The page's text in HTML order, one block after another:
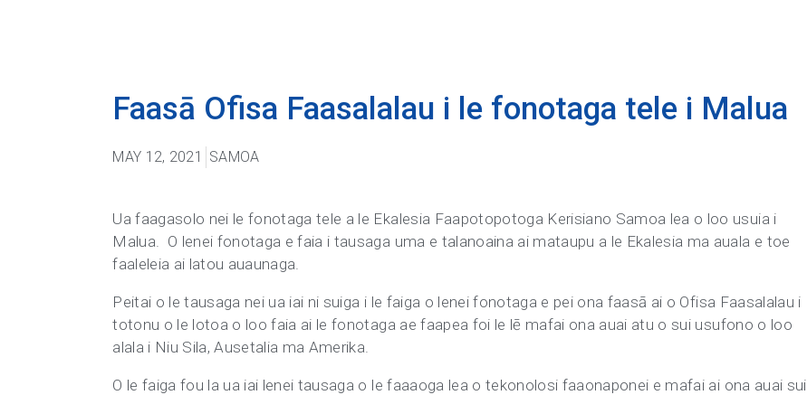
Faasā Ofisa Faasalalau i le fonotaga tele i Malua
MAY 12, 2021 SAMOA
Ua faagasolo nei le fonotaga tele a le Ekalesia Faapotopotoga Kerisiano Samoa lea o loo usuia i
Malua. O lenei fonotaga e faia i tausaga uma e talanoaina ai mataupu a le Ekalesia ma auala e toe
faaleleia ai latou auaunaga.
Peitai o le tausaga nei ua iai ni suiga i le faiga o lenei fonotaga e pei ona faasā ai o Ofisa Faasalalau i
totonu o le lotoa o loo faia ai le fonotaga ae faapea foi le lē mafai ona auai atu o sui usufono o loo
alala i Niu Sila, Ausetalia ma Amerika.
O le faiga fou la ua iai lenei tausaga o le faaaoga lea o tekonolosi faaonaponei e mafai ai ona auai sui